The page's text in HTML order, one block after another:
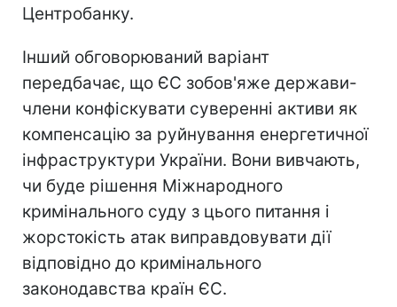
Центробанку.
Інший обговорюваний варіант
передбачає, що ЄС зобов'яже держави-
члени конфіскувати суверенні активи як
компенсацію за руйнування енергетичної
інфраструктури України. Вони вивчають,
чи буде рішення Міжнародного
кримінального суду з цього питання і
жорстокість атак виправдовувати дії
відповідно до кримінального
законодавства країн ЄС.